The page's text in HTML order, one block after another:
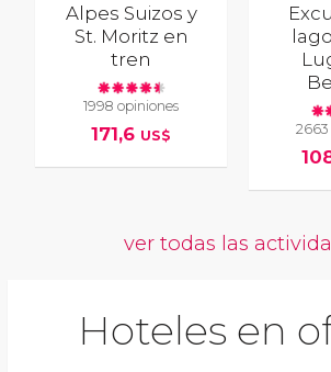
Alpes Suizos y
St. Moritz en
tren
1998 opiniones
171,6 US$ 2663
ver todas las
Hoteles en